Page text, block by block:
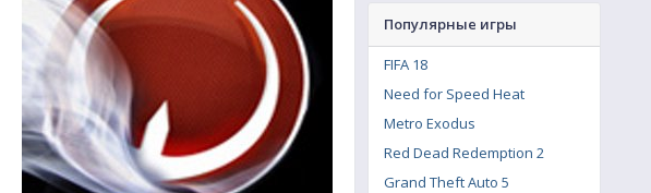
Популярные игры
FIFA 18
Need for Speed Heat
Metro Exodus
Red Dead Redemption 2
Grand Theft Auto 5